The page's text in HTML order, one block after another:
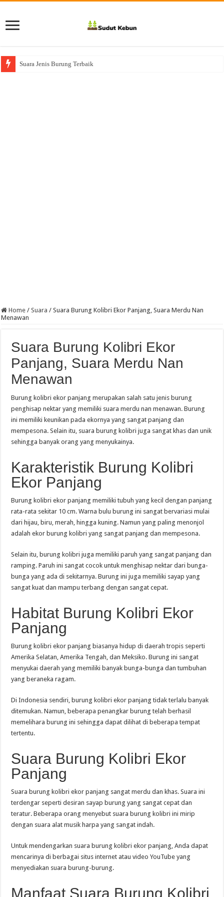
Suara Jenis Burung Terbaik
Home / Suara / Suara Burung Kolibri Ekor Panjang, Suara Merdu Nan
Menawan
Suara Burung Kolibri Ekor
Panjang, Suara Merdu Nan
Menawan
Burung kolibri ekor panjang merupakan salah satu jenis burung
penghisap nektar yang memiliki suara merdu nan menawan. Burung
ini memiliki keunikan pada ekornya yang sangat panjang dan
mempesona. Selain itu, suara burung kolibri juga sangat khas dan unik
sehingga banyak orang yang menyukainya.
Karakteristik Burung Kolibri
Ekor Panjang
Burung kolibri ekor panjang memiliki tubuh yang kecil dengan panjang
rata-rata sekitar 10 cm. Warna bulu burung ini sangat bervariasi mulai
dari hijau, biru, merah, hingga kuning. Namun yang paling menonjol
adalah ekor burung kolibri yang sangat panjang dan mempesona.
Selain itu, burung kolibri juga memiliki paruh yang sangat panjang dan
ramping. Paruh ini sangat cocok untuk menghisap nektar dari bunga-
bunga yang ada di sekitarnya. Burung ini juga memiliki sayap yang
sangat kuat dan mampu terbang dengan sangat cepat.
Habitat Burung Kolibri Ekor
Panjang
Burung kolibri ekor panjang biasanya hidup di daerah tropis seperti
Amerika Selatan, Amerika Tengah, dan Meksiko. Burung ini sangat
menyukai daerah yang memiliki banyak bunga-bunga dan tumbuhan
yang beraneka ragam.
Di Indonesia sendiri, burung kolibri ekor panjang tidak terlalu banyak
ditemukan. Namun, beberapa penangkar burung telah berhasil
memelihara burung ini sehingga dapat dilihat di beberapa tempat
tertentu.
Suara Burung Kolibri Ekor
Panjang
Suara burung kolibri ekor panjang sangat merdu dan khas. Suara ini
terdengar seperti desiran sayap burung yang sangat cepat dan
teratur. Beberapa orang menyebut suara burung kolibri ini mirip
dengan suara alat musik harpa yang sangat indah.
Untuk mendengarkan suara burung kolibri ekor panjang, Anda dapat
mencarinya di berbagai situs internet atau video YouTube yang
menyediakan suara burung-burung.
Manfaat Suara Burung Kolibri